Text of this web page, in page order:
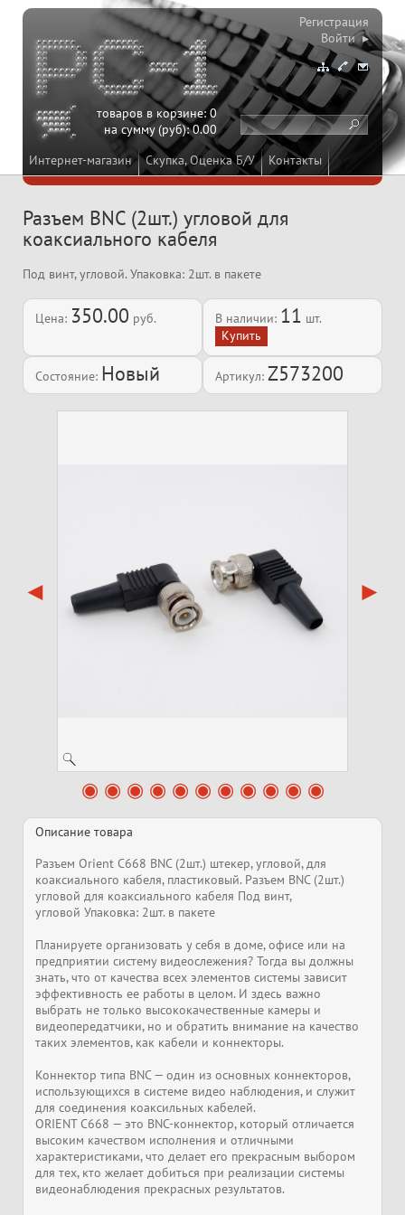
Интернет-магазин Скупка, Оценка Б/У Контакты
товаров в корзине:0
на сумму (руб):0.00
Регистрация
Войти ▸
Разъем BNC (2шт.) угловой для
коаксиального кабеля
Под винт, угловой. Упаковка: 2шт. в пакете
Цена: 350.00 руб. В наличии: 11 шт.
Состояние: Новый Артикул: Z573200
Описание товара
Разъем Orient C668 BNC (2шт.) штекер, угловой, для
коаксиального кабеля, пластиковый. Разъем BNC (2шт.)
угловой для коаксиального кабеля Под винт,
угловой Упаковка: 2шт. в пакете
Планируете организовать у себя в доме, офисе или на
предприятии систему видеослежения? Тогда вы должны
знать, что от качества всех элементов системы зависит
эффективность ее работы в целом. И здесь важно
выбрать не только высококачественные камеры и
видеопередатчики, но и обратить внимание на качество
таких элементов, как кабели и коннекторы.
Коннектор типа BNC — один из основных коннекторов,
использующихся в системе видео наблюдения, и служит
для соединения коаксильных кабелей.
ORIENT C668 — это BNC-коннектор, который отличается
высоким качеством исполнения и отличными
характеристиками, что делает его прекрасным выбором
для тех, кто желает добиться при реализации системы
видеонаблюдения прекрасных результатов.